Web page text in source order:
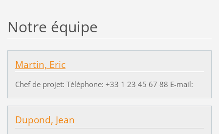
Notre équipe
Martin, Eric
Chef de projet: Téléphone: +33 1 23 45 67 88 E-mail:
Dupond, Jean